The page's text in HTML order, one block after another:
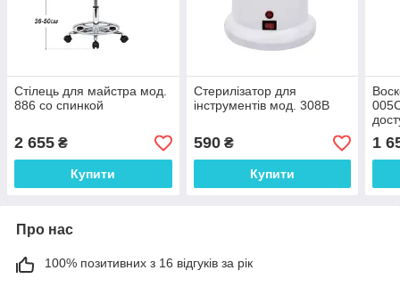
Стілець для майстра мод.
886 со спинкой
2 655 ₴
Купити
Стерилізатор для
інструментів мод. 308B
590₴
Купити
1
Про нас
100% позитивних з 16 відгуків за рік